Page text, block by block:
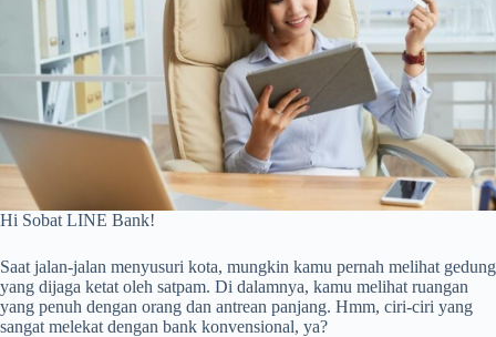
Hi Sobat LINE Bank!
Saat jalan-jalan menyusuri kota, mungkin kamu pernah melihat gedung
yang dijaga ketat oleh satpam. Di dalamnya, kamu melihat ruangan
yang penuh dengan orang dan antrean panjang. Hmm, ciri-ciri yang
sangat melekat dengan bank konvensional, ya?